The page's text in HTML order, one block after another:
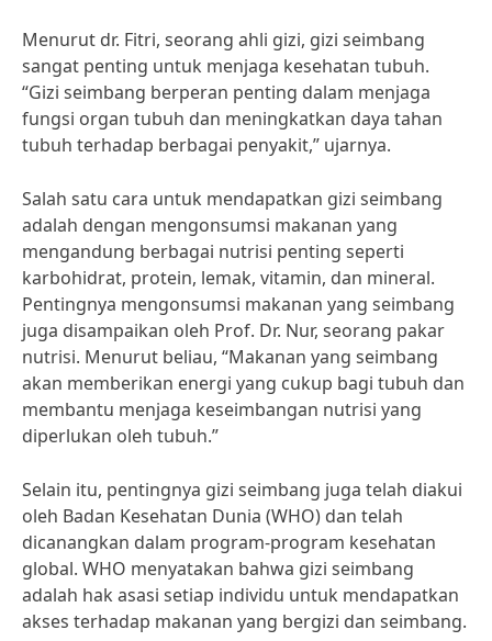
Menurut dr. Fitri, seorang ahli gizi, gizi seimbang
sangat penting untuk menjaga kesehatan tubuh.
“Gizi seimbang berperan penting dalam menjaga
fungsi organ tubuh dan meningkatkan daya tahan
tubuh terhadap berbagai penyakit,” ujarnya.
Salah satu cara untuk mendapatkan gizi seimbang
adalah dengan mengonsumsi makanan yang
mengandung berbagai nutrisi penting seperti
karbohidrat, protein, lemak, vitamin, dan mineral.
Pentingnya mengonsumsi makanan yang seimbang
juga disampaikan oleh Prof. Dr. Nur, seorang pakar
nutrisi. Menurut beliau, “Makanan yang seimbang
akan memberikan energi yang cukup bagi tubuh dan
membantu menjaga keseimbangan nutrisi yang
diperlukan oleh tubuh.”
Selain itu, pentingnya gizi seimbang juga telah diakui
oleh Badan Kesehatan Dunia (WHO) dan telah
dicanangkan dalam program-program kesehatan
global. WHO menyatakan bahwa gizi seimbang
adalah hak asasi setiap individu untuk mendapatkan
akses terhadap makanan yang bergizi dan seimbang.